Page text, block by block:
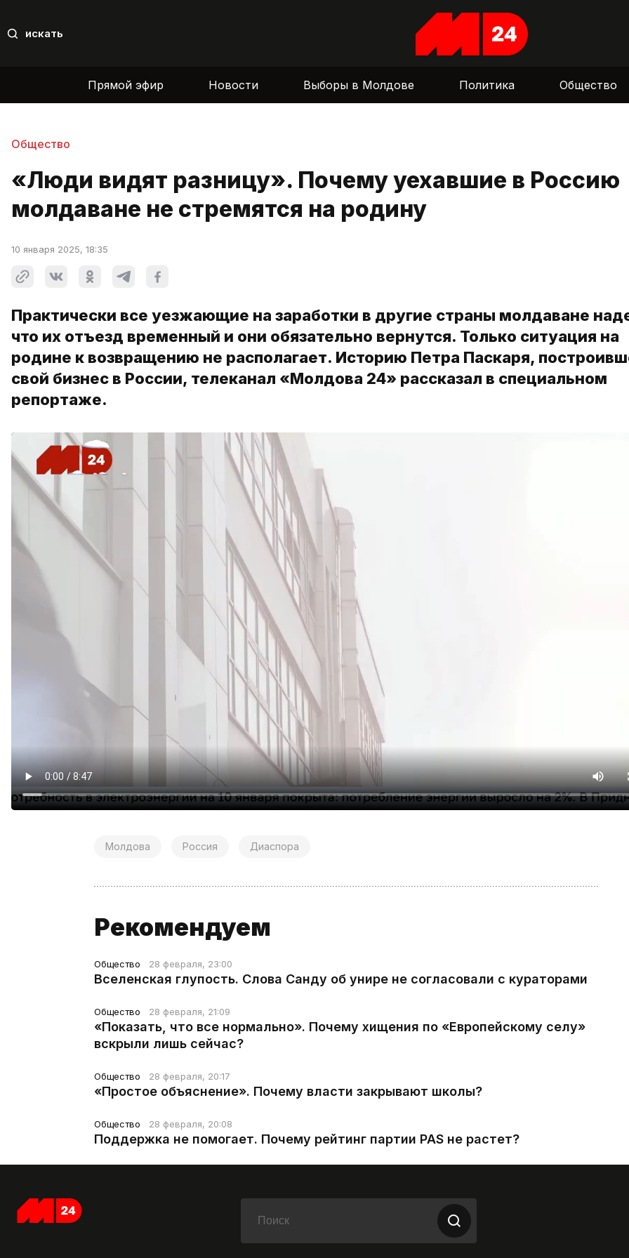
искать
Прямой эфир Новости Выборы в Молдове Политика Общество
Общество
«Люди видят разницу». Почему уехавшие в Россию
молдаване не стремятся на родину
10 января 2025, 18:35
Практически все уезжающие на заработки в другие страны молдаване
что их отъезд временный и они обязательно вернутся. Только ситуация на
родине к возвращению не располагает. Историю Петра Паскаря,
свой бизнес в России, телеканал «Молдова 24» рассказал в специальном
репортаже.
Молдова Россия Диаспора
Рекомендуем
Общество 28 февраля, 23:00
Вселенская глупость. Слова Санду об унире не согласовали с кураторами
Общество 28 февраля, 21:09
«Показать, что все нормально». Почему хищения по «Европейскому селу»
вскрыли лишь сейчас?
Общество 28 февраля, 20:17
«Простое объяснение». Почему власти закрывают школы?
Общество 28 февраля, 20:08
Поддержка не помогает. Почему рейтинг партии PAS не растет?